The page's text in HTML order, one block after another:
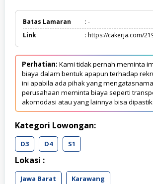
Batas Lamaran
: -
Link
: https://cakerja.com/
Perhatian: Kami tidak pernah meminta
biaya dalam bentuk apapun terhadap
ini apabila ada pihak yang
perusahaan meminta biaya seperti
akomodasi atau yang lainnya bisa
Kategori Lowongan:
D3 D4 S1
Lokasi :
Jawa Barat Karawang